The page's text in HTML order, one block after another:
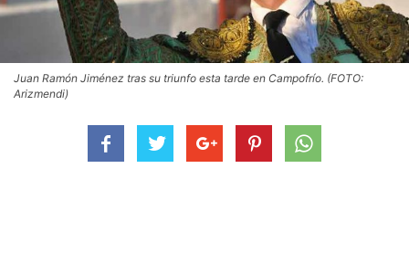
Juan Ramón Jiménez tras su triunfo esta tarde en Campofrío. (FOTO:
Arizmendi)